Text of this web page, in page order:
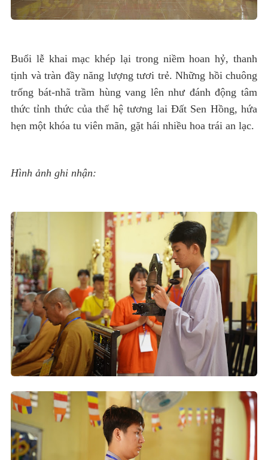
Buổi lễ khai mạc khép lại trong niềm hoan hỷ, thanh
tịnh và tràn đầy năng lượng tươi trẻ. Những hồi chuông
trống bát-nhã trầm hùng vang lên như đánh động tâm
thức tỉnh thức của thế hệ tương lai Đất Sen Hồng, hứa
hẹn một khóa tu viên mãn, gặt hái nhiều hoa trái an lạc.
Hình ảnh ghi nhận: